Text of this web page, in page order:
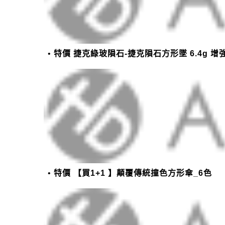
特價 捷克綠玻隕石-捷克隕石方形墜 6.4g 增
特價 【買1+1 】顛覆傳統撞色方形傘_6色